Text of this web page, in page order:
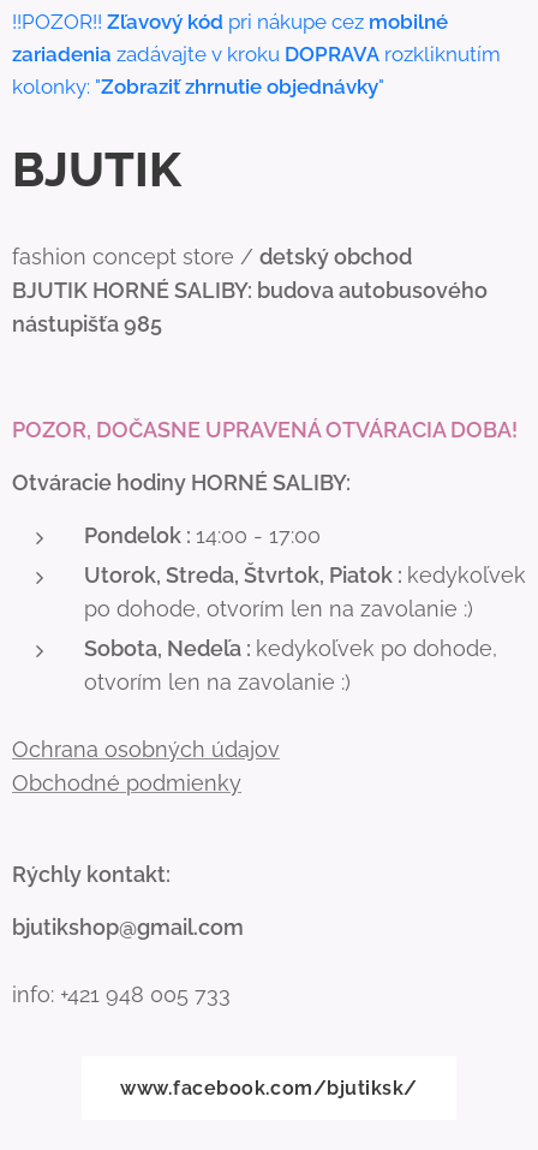
!!POZOR!! Zľavový kód pri nákupe cez mobilné
zariadenia zadávajte v kroku DOPRAVA rozkliknutím
kolonky: "Zobraziť zhrnutie objednávky"
BJUTIK
fashion concept store / detský obchod
BJUTIK HORNÉ SALIBY: budova autobusového
nástupišťa 985
POZOR, DOČASNE UPRAVENÁ OTVÁRACIA DOBA!
Otváracie hodiny HORNÉ SALIBY:
Pondelok : 14:00 - 17:00
Utorok, Streda, Štvrtok, Piatok : kedykoľvek
po dohode, otvorím len na zavolanie :)
Sobota, Nedeľa : kedykoľvek po dohode,
otvorím len na zavolanie :)
Ochrana osobných údajov
Obchodné podmienky
Rýchly kontakt:
bjutikshop@gmail.com
info: +421 948 005 733
www.facebook.com/bjutiksk/